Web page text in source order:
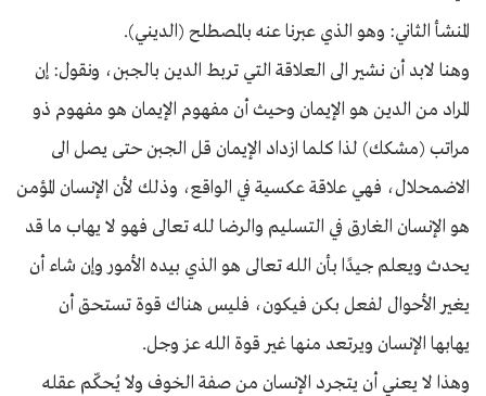
المنشأ الثاني: وهو الذي عبرنا عنه بالمصطلح (الديني).
وهنا لابد أن نشير الى العلاقة التي تربط الدين بالجبن، ونقول: إن
المراد من الدين هو الإيمان وحيث أن مفهوم الإيمان هو مفهوم ذو
مراتب (مشكك) لذا كلما ازداد الإيمان قل الجبن حتى يصل الى
الاضمحلال، فهي علاقة عكسية في الواقع، وذلك لأن الإنسان المؤمن
هو الإنسان الغارق في التسليم والرضا لله تعالى فهو لا يهاب ما قد
يحدث ويعلم جيدًا بأن الله تعالى هو الذي بيده الأمور وإن شاء أن
يغير الأحوال لفعل بكن فيكون، فليس هناك قوة تستحق أن
يهابها الإنسان ويرتعد منها غير قوة الله عز وجل.
وهذا لا يعني أن يتجرد الإنسان من صفة الخوف ولا يُحكّم عقله